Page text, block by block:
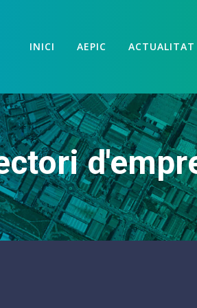
INICI AEPIC ACTUALITAT